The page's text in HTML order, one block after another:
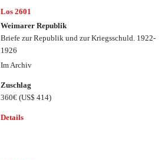
Los 2601
Weimarer Republik
Briefe zur Republik und zur Kriegsschuld. 1922-
1926
Im Archiv
Zuschlag
360€(US$ 414)
Details